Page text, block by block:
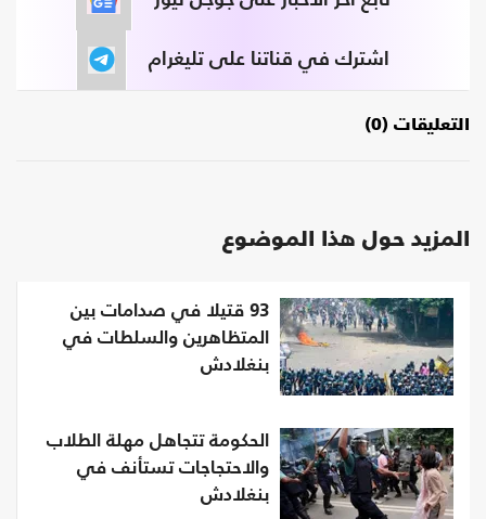
اشترك في قناتنا على تليغرام
التعليقات (0)
المزيد حول هذا الموضوع
93 قتيلا في صدامات بين
المتظاهرين والسلطات في
بنغلادش
الحكومة تتجاهل مهلة الطلاب
والاحتجاجات تستأنف في
بنغلادش